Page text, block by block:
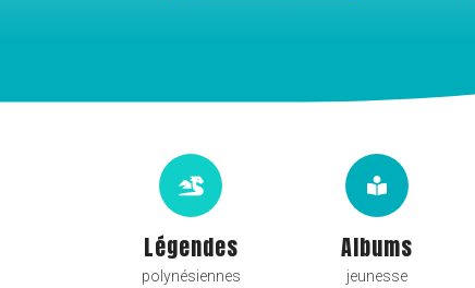
Légendes
polynésiennes
Albums
jeunesse